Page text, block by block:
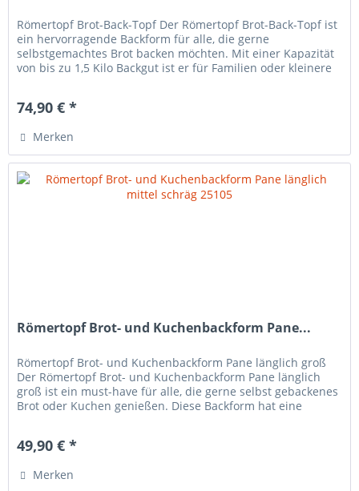
Römertopf Brot-Back-Topf Der Römertopf Brot-Back-Topf ist
ein hervorragende Backform für alle, die gerne
selbstgemachtes Brot backen möchten. Mit einer Kapazität
von bis zu 1,5 Kilo Backgut ist er für Familien oder kleinere
74,90 € *
Merken
Römertopf Brot- und Kuchenbackform Pane...
Römertopf Brot- und Kuchenbackform Pane länglich groß
Der Römertopf Brot- und Kuchenbackform Pane länglich
groß ist ein must-have für alle, die gerne selbst gebackenes
Brot oder Kuchen genießen. Diese Backform hat eine
49,90 € *
Merken